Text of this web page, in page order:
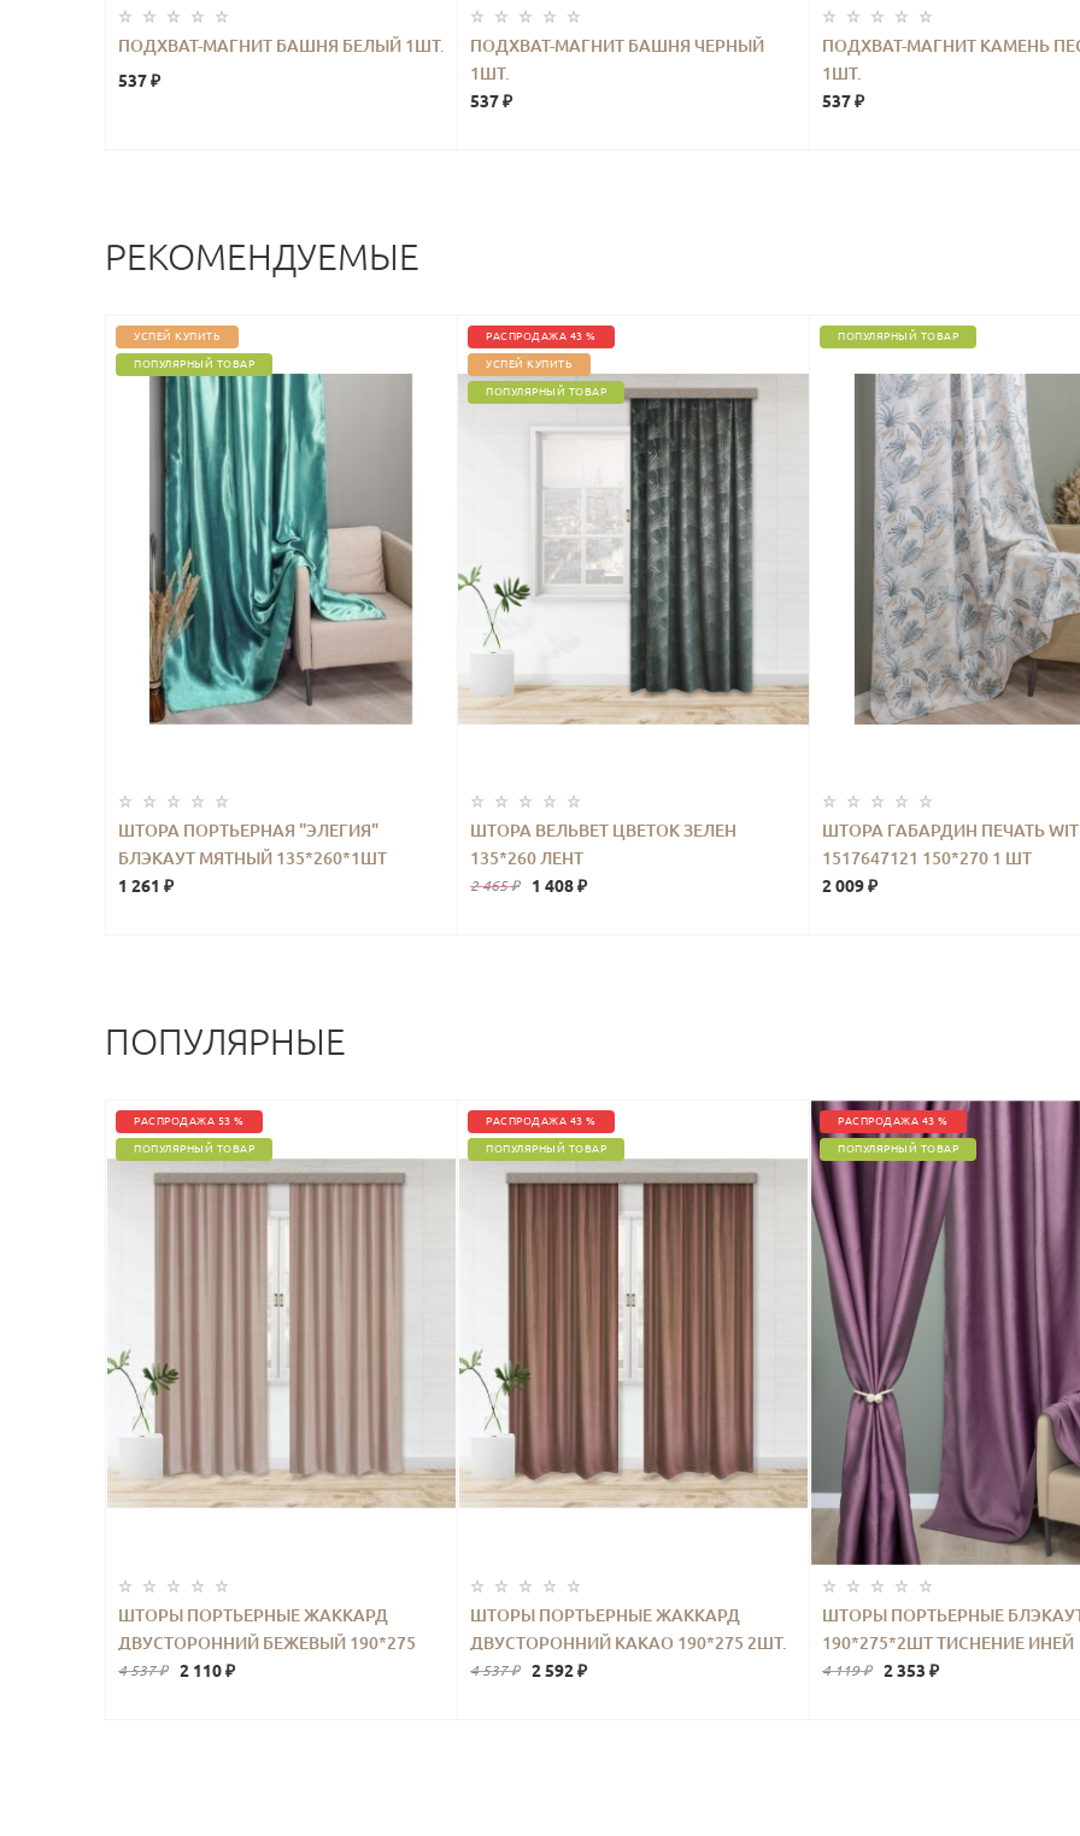
ПОДХВАТ-МАГНИТ БАШНЯ БЕЛЫЙ 1ШТ.
537 ₽
ПОДХВАТ-МАГНИТ БАШНЯ ЧЕРНЫЙ
1ШТ.
537 ₽
ПОДХВАТ-МАГНИТ КАМЕНЬ
1ШТ.
537 ₽
РЕКОМЕНДУЕМЫЕ
УСПЕЙ КУПИТЬ
ПОПУЛЯРНЫЙ ТОВАР
ШТОРА ПОРТЬЕРНАЯ "ЭЛЕГИЯ"
БЛЭКАУТ МЯТНЫЙ 135*260*1ШТ
1 261 ₽
РАСПРОДАЖА 43 %
УСПЕЙ КУПИТЬ
ПОПУЛЯРНЫЙ ТОВАР
ШТОРА ВЕЛЬВЕТ ЦВЕТОК ЗЕЛЕН
135*260 ЛЕНТ
2 465 ₽ 1 408 ₽
ПОПУЛЯРНЫЙ ТОВАР
ШТОРА ГАБАРДИН ПЕЧАТЬ
1517647121 150*270 1 ШТ
2 009 ₽
ПОПУЛЯРНЫЕ
РАСПРОДАЖА 53 %
ПОПУЛЯРНЫЙ ТОВАР
ШТОРЫ ПОРТЬЕРНЫЕ ЖАККАРД
ДВУСТОРОННИЙ БЕЖЕВЫЙ 190*275
2ШТ.
4 537 ₽ 2 110 ₽
РАСПРОДАЖА 43 %
ПОПУЛЯРНЫЙ ТОВАР
ШТОРЫ ПОРТЬЕРНЫЕ ЖАККАРД
ДВУСТОРОННИЙ КАКАО 190*275 2ШТ.
4 537 ₽ 2 592 ₽
РАСПРОДАЖА 43 %
ПОПУЛЯРНЫЙ ТОВАР
ШТОРЫ ПОРТЬЕРНЫЕ
190*275*2ШТ ТИСНЕНИЕ ИНЕЙ
ФИОЛЕТОВЫЙ
4 119 ₽ 2 353 ₽